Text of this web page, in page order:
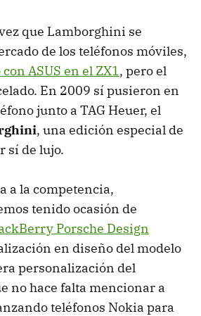
que Lamborghini se
de los teléfonos móviles,
con ASUS en el ZX1, pero el
En 2009 sí pusieron en
junto a TAG Heuer, el
, una edición especial de
sí de lujo.
a la competencia,
tenido ocasión de
Porsche Design
en diseño del modelo
personalización del
no hace falta mencionar a
teléfonos Nokia para